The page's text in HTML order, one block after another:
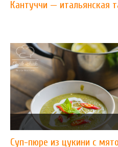
Кантуччи — итальянская
Суп-пюре из цукини с